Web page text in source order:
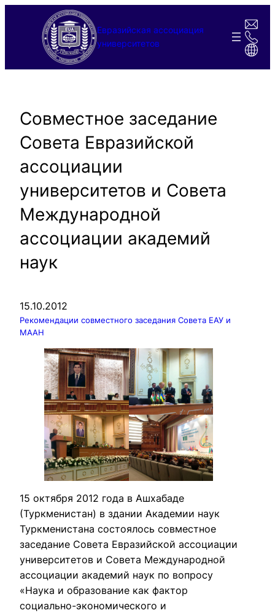
содержимому
Евразийская ассоциация
университетов
Совместное заседание
Совета Евразийской
ассоциации
университетов и Совета
Международной
ассоциации академий
наук
15.10.2012
Рекомендации совместного заседания Совета ЕАУ и
МААН
15 октября 2012 года в Ашхабаде
(Туркменистан) в здании Академии наук
Туркменистана состоялось совместное
заседание Совета Евразийской ассоциации
университетов и Совета Международной
ассоциации академий наук по вопросу
«Наука и образование как фактор
социально-экономического и